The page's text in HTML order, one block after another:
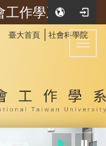
工作學系
臺大首頁 社會科學院